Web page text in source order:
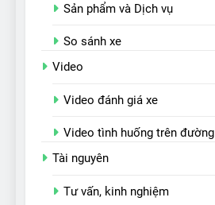
Sản phẩm và Dịch vụ
So sánh xe
Video
Video đánh giá xe
Video tình huống trên đường
Tài nguyên
Tư vấn, kinh nghiệm